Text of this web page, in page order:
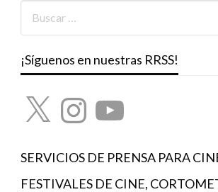
¡Síguenos en nuestras RRSS!
X InstagramYouTube
SERVICIOS DE PRENSA PARA
FESTIVALES DE CINE,